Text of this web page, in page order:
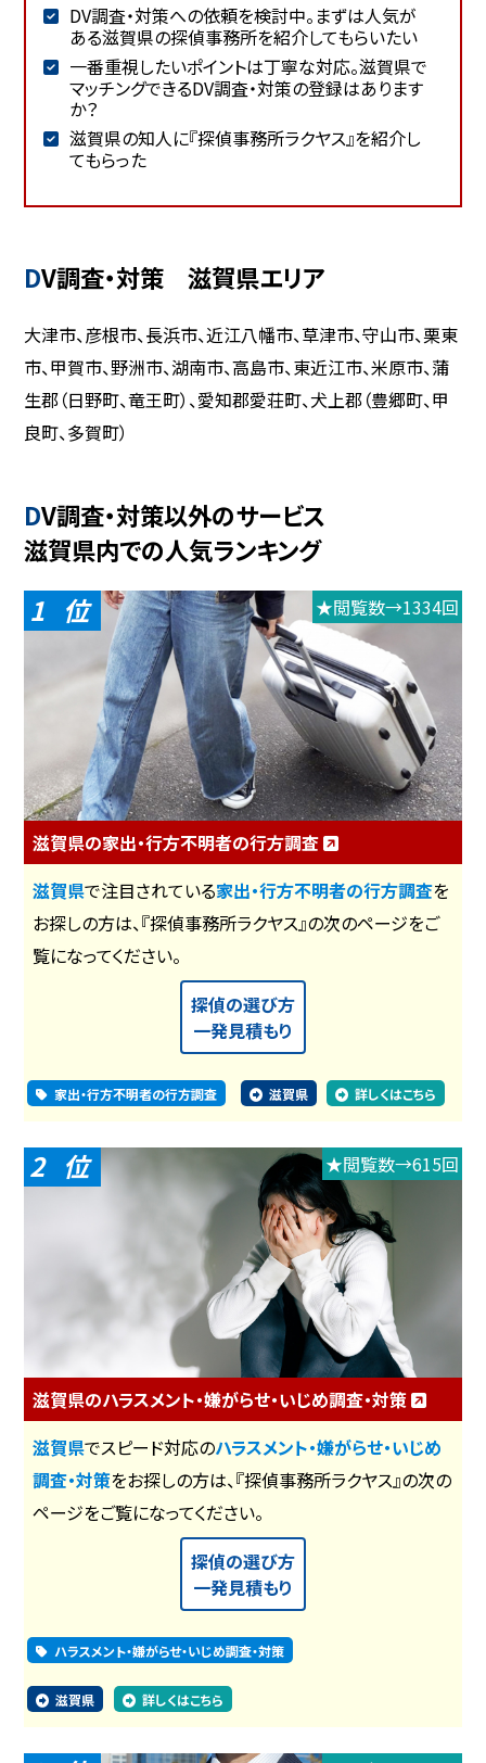
DV調査・対策への依頼を検討中。まずは人気が
ある滋賀県の探偵事務所を紹介してもらいたい
一番重視したいポイントは丁寧な対応。滋賀県で
マッチングできるDV調査・対策の登録はあります
か？
滋賀県の知人に『探偵事務所ラクヤス』を紹介し
てもらった
DV調査・対策 滋賀県エリア
大津市、彦根市、長浜市、近江八幡市、草津市、守山市、栗東
市、甲賀市、野洲市、湖南市、高島市、東近江市、米原市、蒲
生郡（日野町、竜王町）、愛知郡愛荘町、犬上郡（豊郷町、甲
良町、多賀町）
DV調査・対策以外のサービス
滋賀県内での人気ランキング
1 ★閲覧数→1334回
滋賀県の家出・行方不明者の行方調査
滋賀県で注目されている家出・行方不明者の行方調査を
お探しの方は、『探偵事務所ラクヤス』の次のページをご
覧になってください。
探偵の選び方
一発見積もり
家出・行方不明者の行方調査 滋賀県 詳しくはこちら
2 ★閲覧数→615回
滋賀県のハラスメント・嫌がらせ・いじめ調査・対策
滋賀県でスピード対応のハラスメント・嫌がらせ・いじめ
調査・対策をお探しの方は、『探偵事務所ラクヤス』の次の
ページをご覧になってください。
探偵の選び方
一発見積もり
ハラスメント・嫌がらせ・いじめ調査・対策
滋賀県 詳しくはこちら